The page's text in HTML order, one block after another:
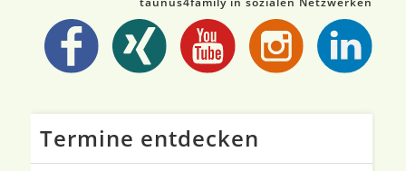
Termine entdecken